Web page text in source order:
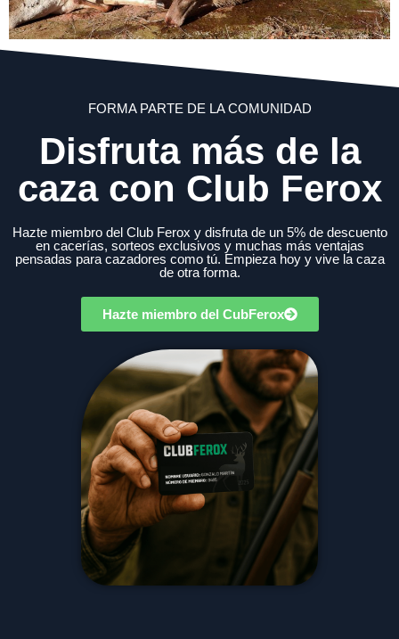
FORMA PARTE DE LA COMUNIDAD
Disfruta más de la
caza con Club Ferox
Hazte miembro del Club Ferox y disfruta de un 5% de descuento
en cacerías, sorteos exclusivos y muchas más ventajas
pensadas para cazadores como tú. Empieza hoy y vive la caza
de otra forma.
Hazte miembro del CubFerox